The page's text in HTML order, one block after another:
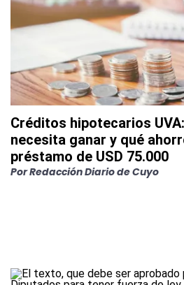
Créditos hipotecarios
necesita ganar y qué
préstamo de USD 75.000
PorRedacción Diario de Cuyo